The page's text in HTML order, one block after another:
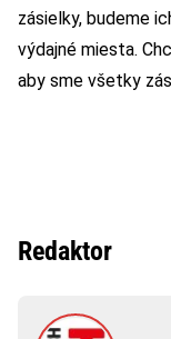
zásielky, budeme
výdajné miesta.
aby sme všetky
Redaktor